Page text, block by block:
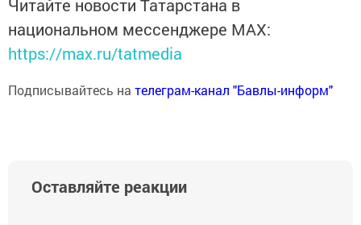
Читайте новости Татарстана в
национальном мессенджере MАХ:
https://max.ru/tatmedia
Подписывайтесь на телеграм-канал "Бавлы-информ"
Оставляйте реакции